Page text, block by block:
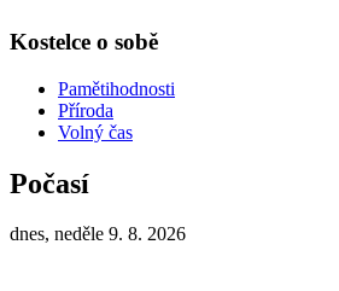
Kostelce o sobě
Pamětihodnosti
Příroda
Volný čas
Počasí
dnes, neděle 9. 8. 2026